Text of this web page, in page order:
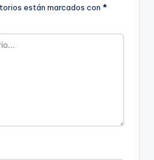
están marcados con *